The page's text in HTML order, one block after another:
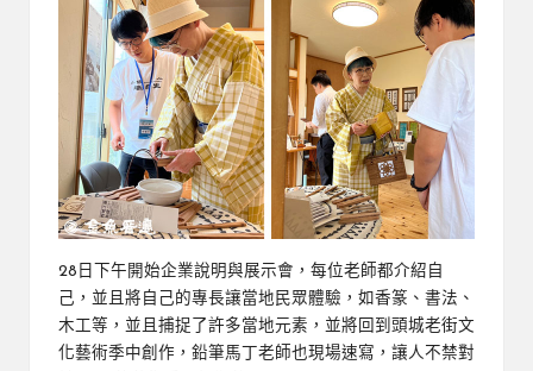
28日下午開始企業說明與展示會，每位老師都介紹自
己，並且將自己的專長讓當地民眾體驗，如香篆、書法、
木工等，並且捕捉了許多當地元素，並將回到頭城老街文
化藝術季中創作，鉛筆馬丁老師也現場速寫，讓人不禁對